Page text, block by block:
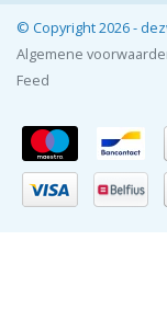
© Copyright 2026 -
Algemene
Feed